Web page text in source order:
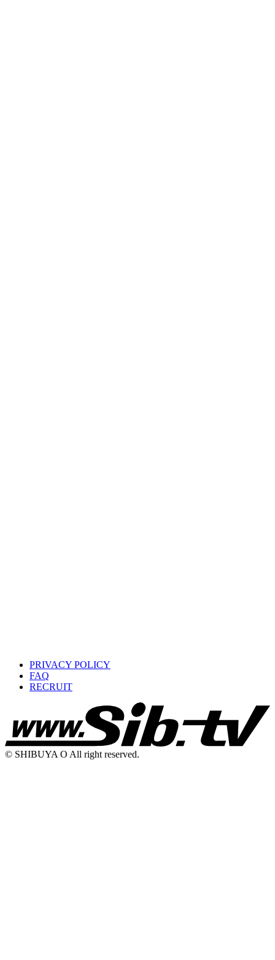
PRIVACY POLICY
FAQ
RECRUIT
© SHIBUYA O All right reserved.